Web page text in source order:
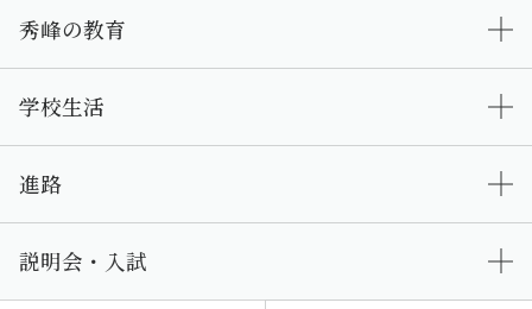
秀峰の教育
学校生活
進路
説明会・入試